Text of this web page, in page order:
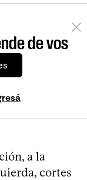
de vos
a la
cortes